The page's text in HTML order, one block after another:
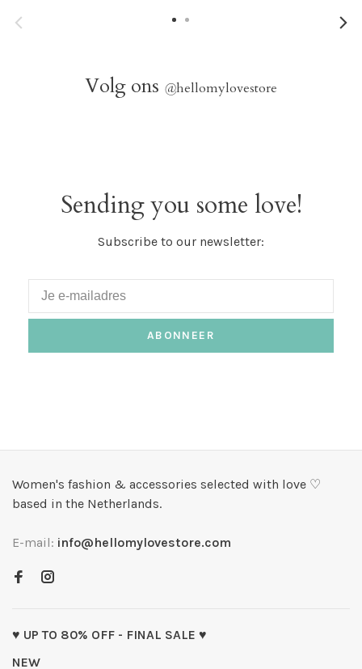
Volg ons @hellomylovestore
Sending you some love!
Subscribe to our newsletter:
ABONNEER
Women's fashion & accessories selected with love ♡
based in the Netherlands.
E-mail: info@hellomylovestore.com
♥ UP TO 80% OFF - FINAL SALE ♥
NEW